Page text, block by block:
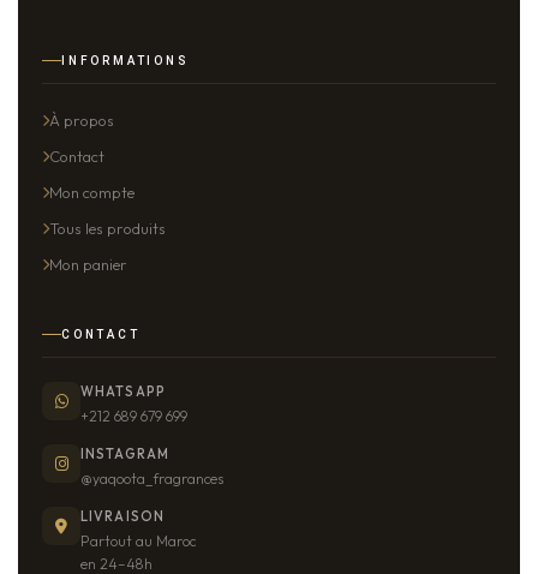
INFORMATIONS
À propos
Contact
Mon compte
Tous les produits
Mon panier
CONTACT
WHATSAPP
+212 689 679 699
INSTAGRAM
@yaqoota_fragrances
LIVRAISON
Partout au Maroc
en 24–48h